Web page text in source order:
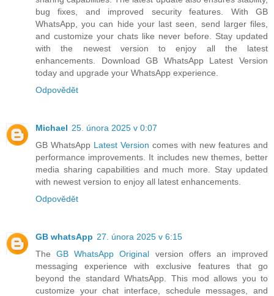
bug fixes, and improved security features. With GB
WhatsApp, you can hide your last seen, send larger files,
and customize your chats like never before. Stay updated
with the newest version to enjoy all the latest
enhancements. Download GB WhatsApp Latest Version
today and upgrade your WhatsApp experience.
Odpovědět
Michael 25. února 2025 v 0:07
GB WhatsApp Latest Version comes with new features and
performance improvements. It includes new themes, better
media sharing capabilities and much more. Stay updated
with newest version to enjoy all latest enhancements.
Odpovědět
GB whatsApp 27. února 2025 v 6:15
TheGB WhatsApp Original version offers an improved
messaging experience with exclusive features that go
beyond the standard WhatsApp. This mod allows you to
customize your chat interface, schedule messages, and